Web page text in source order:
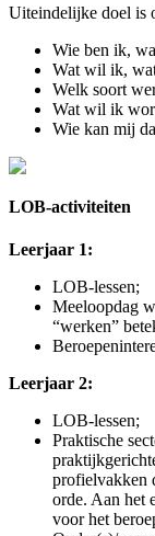
Uiteindelijke doel is
Wie ben ik,
Wat wil ik,
Welk soort
Wat wil ik
Wie kan mij
LOB-activiteiten
Leerjaar 1:
LOB-lessen;
Meeloopdag
“werken”
Leerjaar 2:
LOB-lessen;
Praktische
profielvakken
orde. Aan het
voor het